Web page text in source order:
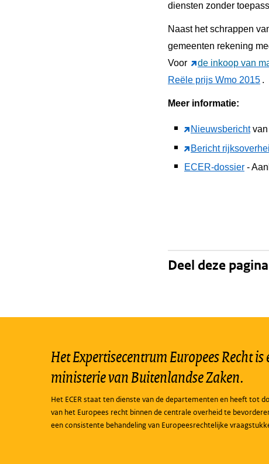
diensten zonder
Naast het schrappen
gemeenten rekening
Voor
de inkoop van
Reële prijs Wmo 2015 .
Meer informatie:
Nieuwsbericht
Bericht
ECER-dossier -
Deel deze pagina
Het Expertisecentrum Europees Recht
ministerie van Buitenlandse Zaken.
Het ECER staat ten dienste van de departementen en heeft tot
van het Europees recht binnen de centrale overheid te
een consistente behandeling van Europeesrechtelijke